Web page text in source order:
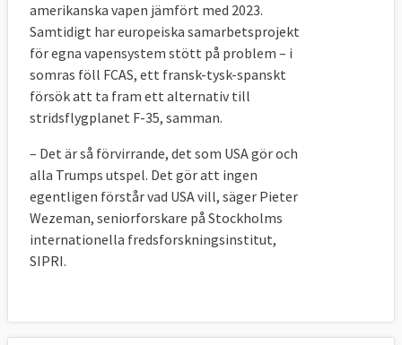
7. Hur styrs EU:s civila missioner?
Här finns två politiska nivåer och en
tjänstemannanivå som möts i Bryssel.
Den översta politiska nivån består av
justitieministrarna beroende på frågans art.
Ministrarnas slutsatser och beslut
administreras av Kusp-ambassadörerna där
varje land har en representant. Till sin hjälp
har Kusp-ambassadörerna Civcom,
medlemsländerna.
amerikanska vapen jämfört med 2023.
Samtidigt har europeiska samarbetsprojekt
för egna vapensystem stött på problem – i
somras föll FCAS, ett fransk-tysk-spanskt
försök att ta fram ett alternativ till
stridsflygplanet F-35, samman.
– Det är så förvirrande, det som USA gör och
alla Trumps utspel. Det gör att ingen
egentligen förstår vad USA vill, säger Pieter
Wezeman, seniorforskare på Stockholms
internationella fredsforskningsinstitut,
SIPRI.